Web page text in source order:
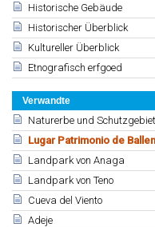
Historische Gebäude
Historischer Überblick
Kultureller Überblick
Etnografisch erfgoed
Verwandte
Naturerbe und
Lugar Patrimonio de
Landpark von Anaga
Landpark von Teno
Cueva del Viento
Adeje